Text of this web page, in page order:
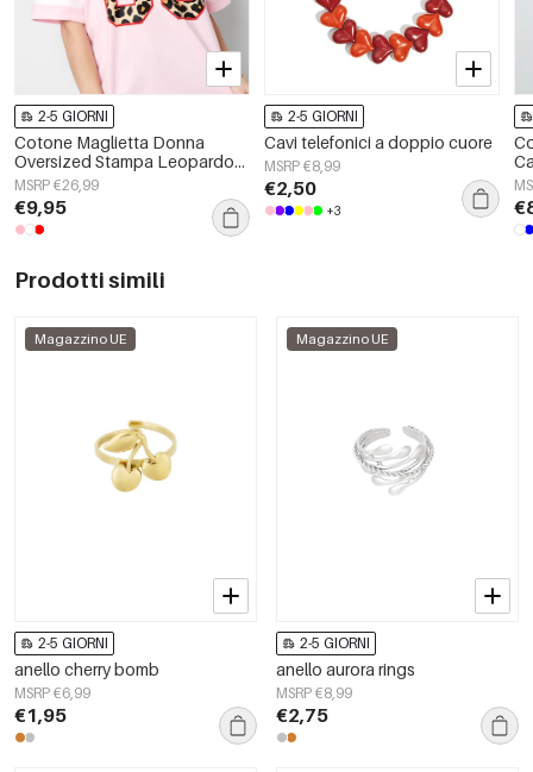
2-5 GIORNI
Cotone Maglietta Donna
Oversized Stampa Leopardo
Numero 98
MSRP €26,99
€9,95
2-5 GIORNI
Cavi telefonici a doppio cuore
MSRP €8,99
€2,50
+3
Prodotti simili
Magazzino UE
2-5 GIORNI
anello cherry bomb
MSRP €6,99
€1,95
Magazzino UE
2-5 GIORNI
anello aurora rings
MSRP €8,99
€2,75